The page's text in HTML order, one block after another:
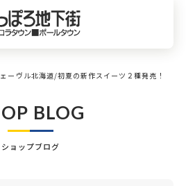
ーヴル北海道/初夏の新作スイーツ２種発売！
BLOG
ショップブログ